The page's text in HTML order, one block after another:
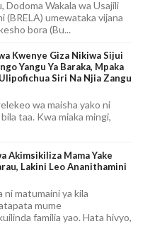
Dodoma Wakala wa Usajili
(BRELA) umewataka vijana
bora (Bu...
Kwenye Giza Nikiwa Sijui
Yangu Ya Baraka, Mpaka
Siri Na Njia Zangu
wa maisha yako ni
taa. Kwa miaka mingi,
Akimsikiliza Mama Yake
Lakini Leo Ananithamini
matumaini ya kila
mume
familia yao. Hata hivyo,